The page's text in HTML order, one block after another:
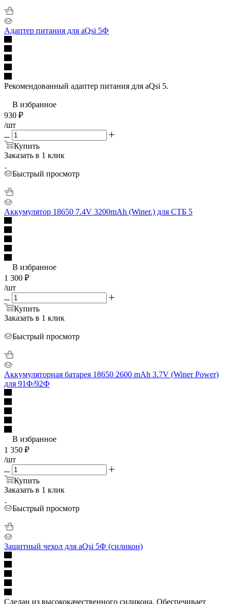
Адаптер питания для aQsi 5Ф
Рекомендованный адаптер питания для aQsi 5.
В избранное
930 ₽
/шт
Купить
Заказать в 1 клик
Быстрый просмотр
Аккумулятор 18650 7.4V 3200mAh (Winer.) для СТБ 5
В избранное
1 300 ₽
/шт
Купить
Заказать в 1 клик
Быстрый просмотр
Аккумуляторная батарея 18650 2600 mAh 3.7V (Winer Power)
для 91Ф/92Ф
В избранное
1 350 ₽
/шт
Купить
Заказать в 1 клик
Быстрый просмотр
Защитный чехол для aQsi 5Ф (силикон)
Сделан из высококачественного силикона. Обеспечивает